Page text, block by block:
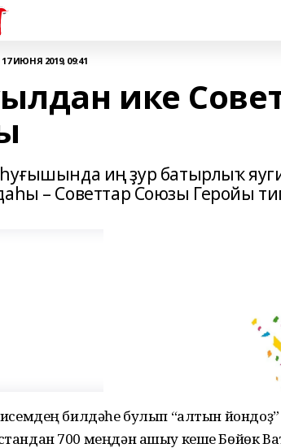
17 ИЮНЯ 2019, 09:41
ике
иң ҙур батырлыҡ
– Советтар Союзы Геройы
билдәһе булып “алтын
700 меңдән ашыу кеше Бөйөк